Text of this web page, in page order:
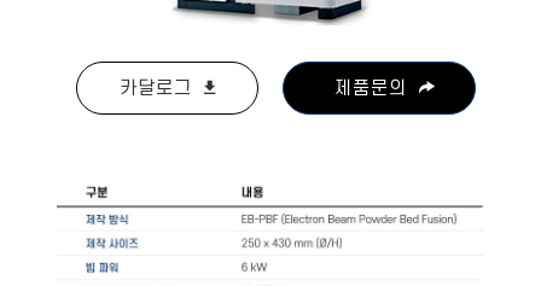
카달로그 제품문의